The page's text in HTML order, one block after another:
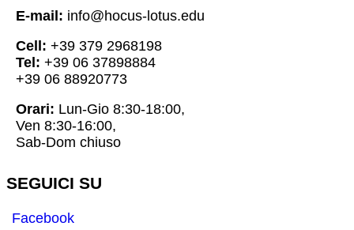
E-mail: info@hocus-lotus.edu
Cell: +39 379 2968198
Tel: +39 06 37898884
+39 06 88920773
Orari: Lun-Gio 8:30-18:00,
Ven 8:30-16:00,
Sab-Dom chiuso
SEGUICI SU
Facebook